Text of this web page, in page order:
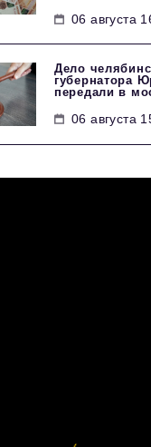
06 августа
Дело
губернатора
передали в
06 августа